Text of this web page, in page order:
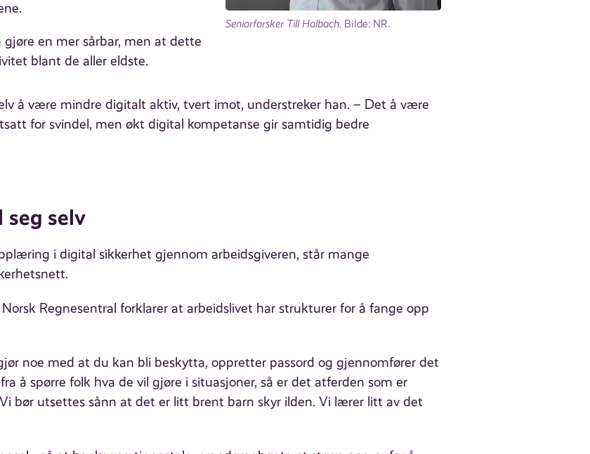
en mer sårbar, men at dette
blant de aller eldste.
Seniorforsker Till Halbach. Bilde: NR.
å være mindre digitalt aktiv, tvert imot, understreker han. – Det å være
for svindel, men økt digital kompetanse gir samtidig bedre
seg selv
i digital sikkerhet gjennom arbeidsgiveren, står mange
Regnesentral forklarer at arbeidslivet har strukturer for å fange opp
noe med at du kan bli beskytta, oppretter passord og gjennomfører det
å spørre folk hva de vil gjøre i situasjoner, så er det atferden som er
bør utsettes sånn at det er litt brent barn skyr ilden. Vi lærer litt av det